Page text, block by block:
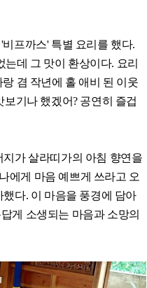
프까스' 특별 요리를 했다.
데 그 맛이 환상이다. 요리
겸 작년에 홀 애비 된 이웃
기나 했겠어? 공연히 즐겁
가 살라띠가의 아침 향연을
에게 마음 예쁘게 쓰라고 오
다. 이 마음을 풍경에 담아
게 소생되는 마음과 소망의